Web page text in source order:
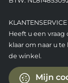
KLANTENSERVICE
Heeft u een
klaar om naar u
de winkel.
Mijn